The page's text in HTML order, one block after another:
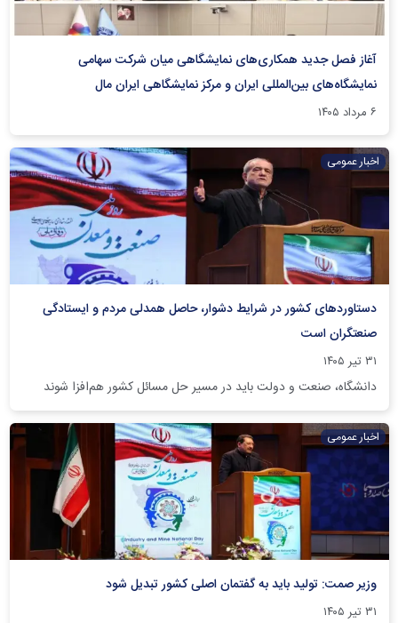
آغاز فصل جدید همکاری‌های نمایشگاهی میان شرکت سهامی
نمایشگاه‌های بین‌المللی ایران و مرکز نمایشگاهی ایران‌ مال
۶ مرداد ۱۴۰۵
اخبار عمومی
دستاوردهای کشور در شرایط دشوار، حاصل همدلی مردم و ایستادگی
صنعتگران است
۳۱ تیر ۱۴۰۵
دانشگاه، صنعت و دولت باید در مسیر حل مسائل کشور هم‌افزا شوند
اخبار عمومی
وزیر صمت: تولید باید به گفتمان اصلی کشور تبدیل شود
۳۱ تیر ۱۴۰۵